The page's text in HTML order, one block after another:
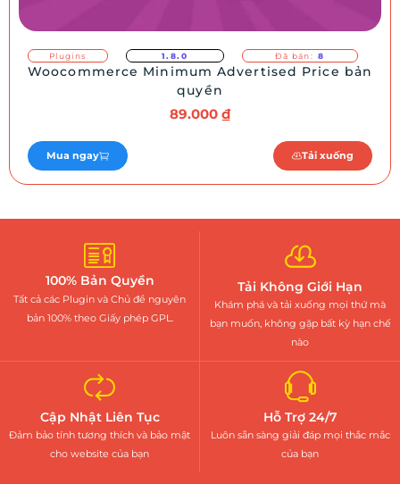
Plugins 1.8.0 Đã bán: 8
Woocommerce Minimum Advertised Price bản
quyền
89.000 ₫
Mua ngay Tải xuống
100% Bản Quyền
Tất cả các Plugin và Chủ đề nguyên
bản 100% theo Giấy phép GPL.
Tải Không Giới Hạn
Khám phá và tải xuống mọi thứ mà
bạn muốn, không gặp bất kỳ hạn chế
nào
Cập Nhật Liên Tục
Đảm bảo tính tương thích và bảo mật
cho website của bạn
Hỗ Trợ 24/7
Luôn sẵn sàng giải đáp mọi thắc mắc
của bạn